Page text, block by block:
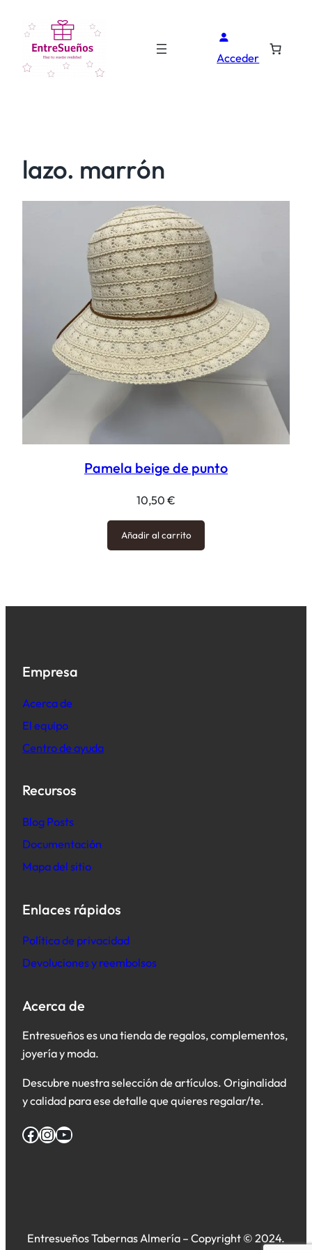
Acceder
lazo. marrón
Pamela beige de punto
10,50 €
Añadir al carrito
Empresa
Acerca de
El equipo
Centro de ayuda
Recursos
Blog Posts
Documentación
Mapa del sitio
Enlaces rápidos
Política de privacidad
Devoluciones y reembolsos
Acerca de
Entresueños es una tienda de regalos, complementos,
joyería y moda.
Descubre nuestra selección de artículos. Originalidad
y calidad para ese detalle que quieres regalar/te.
Facebook InstagramYouTube
Entresueños Tabernas Almería – Copyright © 2024.